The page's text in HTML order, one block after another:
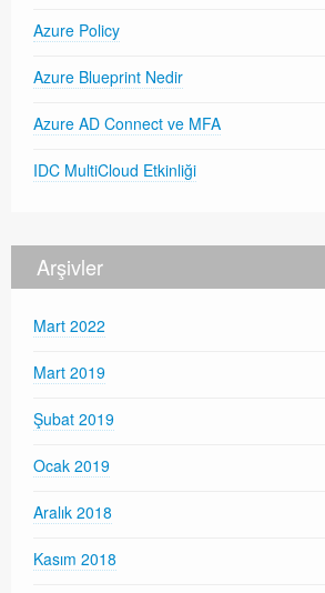
Azure Policy
Azure Blueprint Nedir
Azure AD Connect ve MFA
IDC MultiCloud Etkinliği
Arşivler
Mart 2022
Mart 2019
Şubat 2019
Ocak 2019
Aralık 2018
Kasım 2018